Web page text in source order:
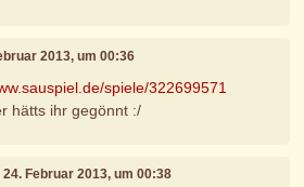
2013, um 00:36
spiele/322699571
hätts ihr gegönnt :/
24. Februar 2013, um 00:38